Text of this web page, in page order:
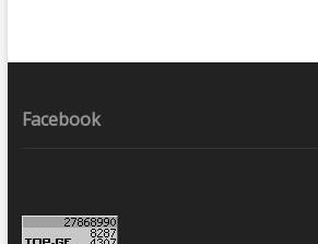
Facebook